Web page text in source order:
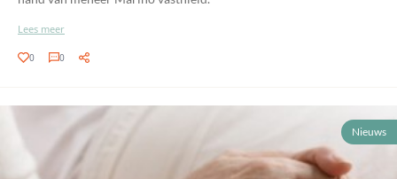
Lees meer
0 0
Nieuws